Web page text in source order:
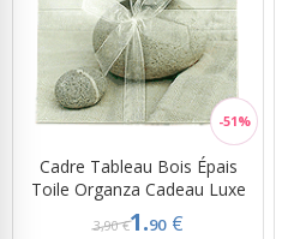
Cadre Tableau Bois Épais
Toile Organza Cadeau Luxe
3,90 €1.90 €